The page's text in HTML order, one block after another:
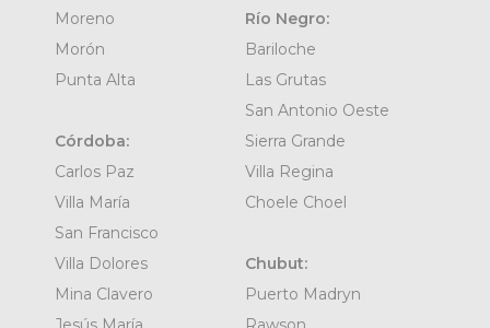
Moreno
Morón
Punta Alta
Córdoba:
Carlos Paz
Villa María
San Francisco
Villa Dolores
Mina Clavero
Río Negro:
Bariloche
Las Grutas
San Antonio Oeste
Sierra Grande
Villa Regina
Choele Choel
Chubut:
Puerto Madryn